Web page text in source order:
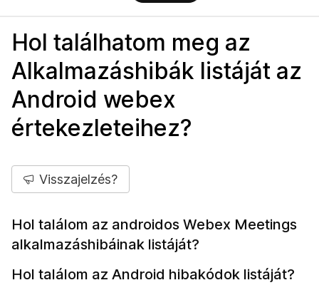
Hol találhatom meg az
Alkalmazáshibák listáját az
Android webex
értekezleteihez?
Visszajelzés?
Hol találom az androidos Webex Meetings
alkalmazáshibáinak listáját?
Hol találom az Android hibakódok listáját?